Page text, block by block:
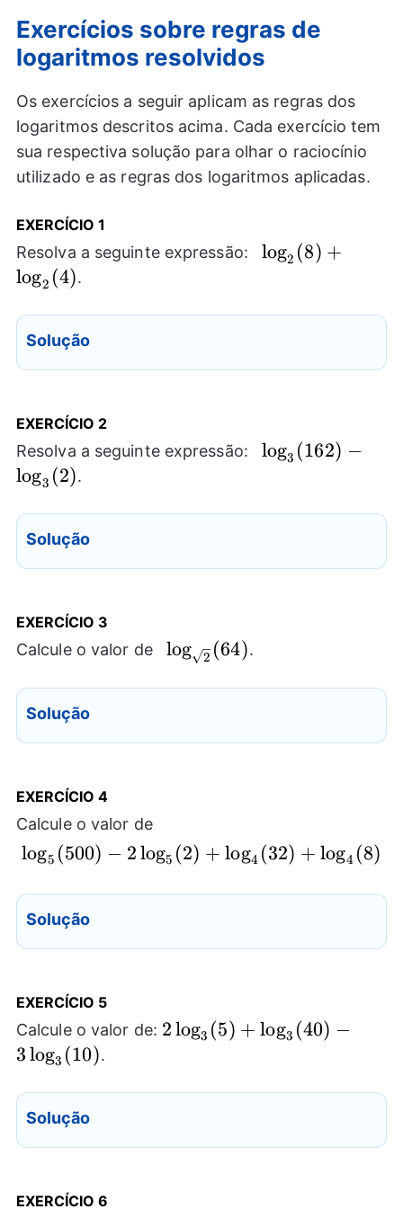
Exercícios sobre regras de
logaritmos resolvidos
Os exercícios a seguir aplicam as regras dos
logaritmos descritos acima. Cada exercício tem
sua respectiva solução para olhar o raciocínio
utilizado e as regras dos logaritmos aplicadas.
EXERCÍCIO 1
Resolva a seguinte expressão:
\log_{2}
log2 (8) +
log2 (4).
Solução
EXERCÍCIO 2
Resolva a seguinte expressão:
\log_{3}
(2)
log3 (162) −
log3 (2).
Solução
EXERCÍCIO 3
Calcule o valor de
\log_{\sqrt{2}}
log 2 (64).
Solução
EXERCÍCIO 4
Calcule o valor de
\log_{5}(500)-
log5 (500) − 2log5 (2) + log4 (32) + log4 (8)
Solução
EXERCÍCIO 5
Calcule o valor de: 2\log_{3}
(10)
2log3 (5) + log3 (40) −
3log3 (10).
Solução
EXERCÍCIO 6